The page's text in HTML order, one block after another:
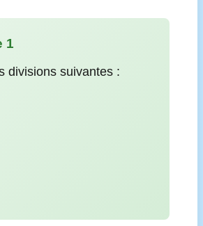
1
divisions suivantes :